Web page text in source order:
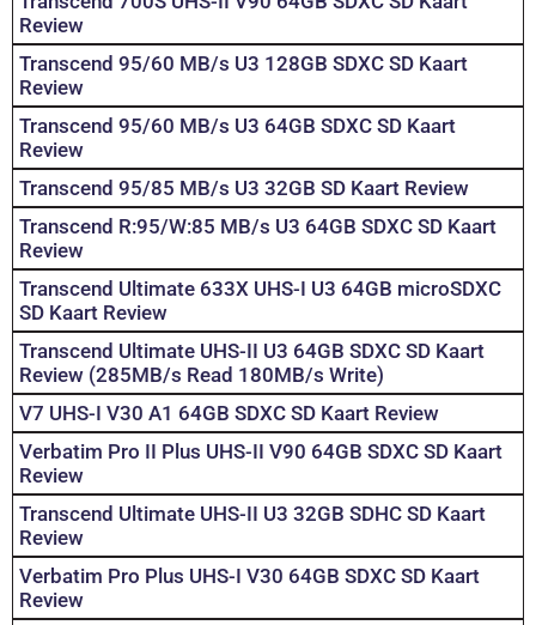
Review
Transcend 95/60 MB/s U3 128GB SDXC SD Kaart
Review
Transcend 95/60 MB/s U3 64GB SDXC SD Kaart
Review
Transcend 95/85 MB/s U3 32GB SD Kaart Review
Transcend R:95/W:85 MB/s U3 64GB SDXC SD Kaart
Review
Transcend Ultimate 633X UHS-I U3 64GB microSDXC
SD Kaart Review
Transcend Ultimate UHS-II U3 64GB SDXC SD Kaart
Review (285MB/s Read 180MB/s Write)
V7 UHS-I V30 A1 64GB SDXC SD Kaart Review
Verbatim Pro II Plus UHS-II V90 64GB SDXC SD Kaart
Review
Transcend Ultimate UHS-II U3 32GB SDHC SD Kaart
Review
Verbatim Pro Plus UHS-I V30 64GB SDXC SD Kaart
Review